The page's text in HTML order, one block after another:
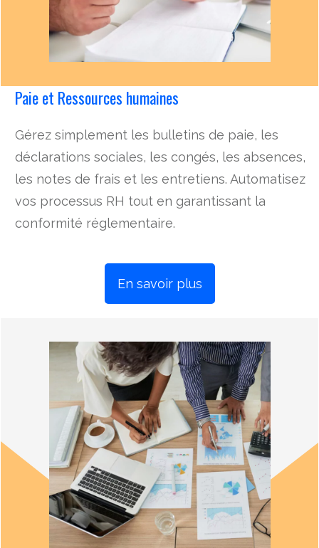
Paie et Ressources humaines
Gérez simplement les bulletins de paie, les
déclarations sociales, les congés, les absences,
les notes de frais et les entretiens. Automatisez
vos processus RH tout en garantissant la
conformité réglementaire.
En savoir plus